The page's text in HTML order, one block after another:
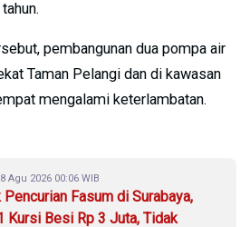
pembangunan dua pompa air
Taman Pelangi dan di kawasan
mengalami keterlambatan.
Agu 2026 00:06 WIB
Pencurian Fasum di Surabaya,
Kursi Besi Rp 3 Juta, Tidak